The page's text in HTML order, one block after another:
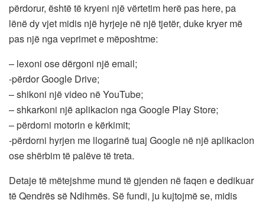
përdorur, është të kryeni një vërtetim herë pas here, pa
lënë dy vjet midis një hyrjeje në një tjetër, duke kryer më
pas një nga veprimet e mëposhtme:
– lexoni ose dërgoni një email;
-përdor Google Drive;
– shikoni një video në YouTube;
– shkarkoni një aplikacion nga Google Play Store;
– përdorni motorin e kërkimit;
-përdorni hyrjen me llogarinë tuaj Google në një aplikacion
ose shërbim të palëve të treta.
Detaje të mëtejshme mund të gjenden në faqen e dedikuar
të Qendrës së Ndihmës. Së fundi, ju kujtojmë se, midis